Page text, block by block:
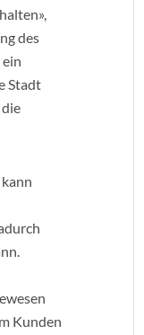
des
Stadt
Kunden